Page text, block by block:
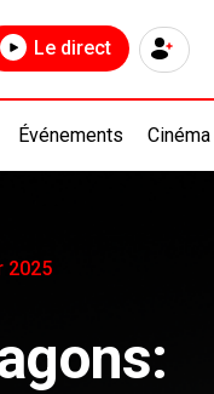
Événements Cinéma
Le direct
2025